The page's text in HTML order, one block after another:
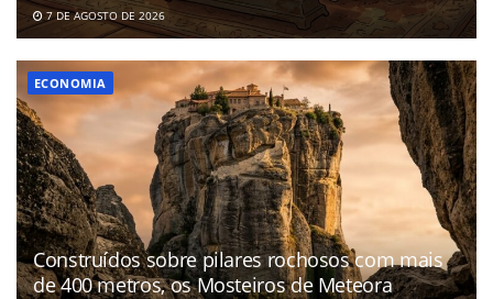
7 DE AGOSTO DE 2026
ECONOMIA
Construídos sobre pilares rochosos com mais
de 400 metros, os Mosteiros de Meteora